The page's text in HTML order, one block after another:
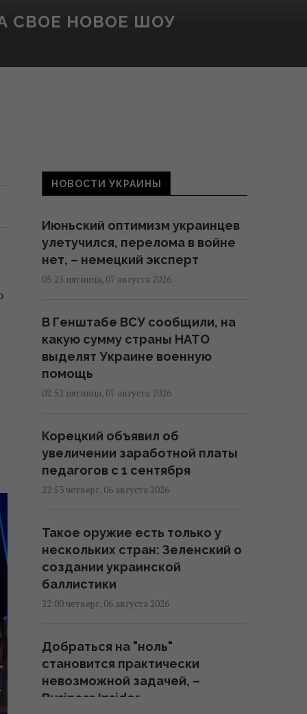
СВОЕ НОВОЕ ШОУ
НОВОСТИ УКРАИНЫ
Июньский оптимизм украинцев
улетучился, перелома в войне
нет, – немецкий эксперт
05:25 пятница, 07 августа 2026
В Генштабе ВСУ сообщили, на
какую сумму страны НАТО
выделят Украине военную
помощь
02:52 пятница, 07 августа 2026
Корецкий объявил об
увеличении заработной платы
педагогов с 1 сентября
22:53 четверг, 06 августа 2026
Такое оружие есть только у
нескольких стран: Зеленский о
создании украинской
баллистики
22:00 четверг, 06 августа 2026
Добраться на "ноль"
становится практически
невозможной задачей, –
Business Insider